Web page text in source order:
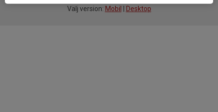
Välj version: Mobil Desktop